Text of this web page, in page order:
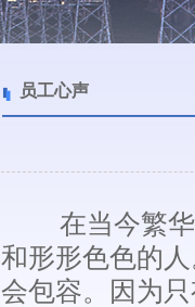
员工心声
在当今繁华
和形形色色的
会包容。因为